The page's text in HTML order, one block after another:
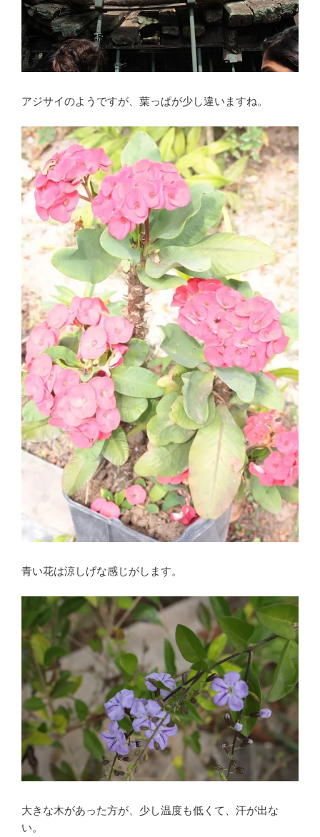
アジサイのようですが、葉っぱが少し違いますね。
青い花は涼しげな感じがします。
大きな木があった方が、少し温度も低くて、汗が出な
い。